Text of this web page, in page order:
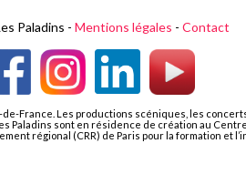
Paladins - Mentions légales - Contact
France. Les productions scéniques, les
Paladins sont en résidence de création au
régional (CRR) de Paris pour la formation et